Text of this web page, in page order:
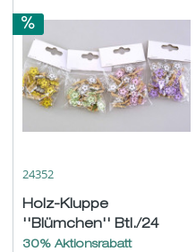
24352
Holz-Kluppe
''Blümchen'' Btl./24
natur-weiß-bunt sort.
30% Aktionsrabatt